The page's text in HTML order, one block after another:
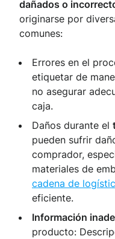
dañados o
originarse por
comunes:
Errores en el
etiquetar de
no asegurar
caja.
Daños durante el
pueden sufrir
comprador,
materiales de
cadena de
eficiente.
Información
producto: